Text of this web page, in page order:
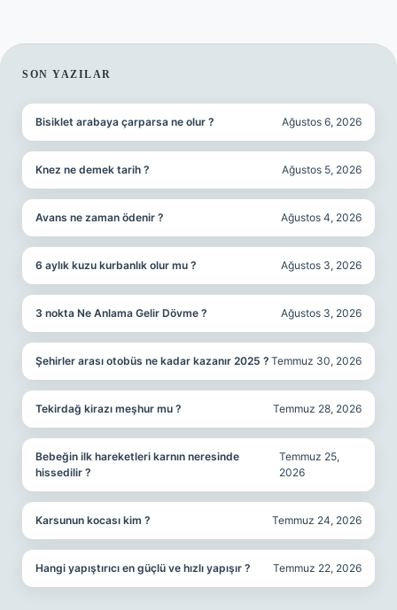
SIDEBAR
SON YAZILAR
Bisiklet arabaya çarparsa ne olur ? Ağustos 6, 2026
Knez ne demek tarih ? Ağustos 5, 2026
Avans ne zaman ödenir ? Ağustos 4, 2026
6 aylık kuzu kurbanlık olur mu ? Ağustos 3, 2026
3 nokta Ne Anlama Gelir Dövme ? Ağustos 3, 2026
Şehirler arası otobüs ne kadar kazanır 2025 ? Temmuz 30, 2026
Tekirdağ kirazı meşhur mu ? Temmuz 28, 2026
Bebeğin ilk hareketleri karnın neresinde
hissedilir ?
Temmuz 25,
2026
Karsunun kocası kim ? Temmuz 24, 2026
Hangi yapıştırıcı en güçlü ve hızlı yapışır ? Temmuz 22, 2026